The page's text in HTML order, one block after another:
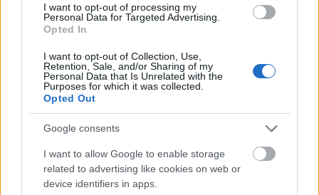
I want to opt-out of processing my
Personal Data for Targeted Advertising.
Opted In
I want to opt-out of Collection, Use,
Retention, Sale, and/or Sharing of my
Personal Data that Is Unrelated with the
Purposes for which it was collected.
Opted Out
Google consents
I want to allow Google to enable storage
related to advertising like cookies on web or
device identifiers in apps.
Film Fesztivál Mundruczó Kornél Díj